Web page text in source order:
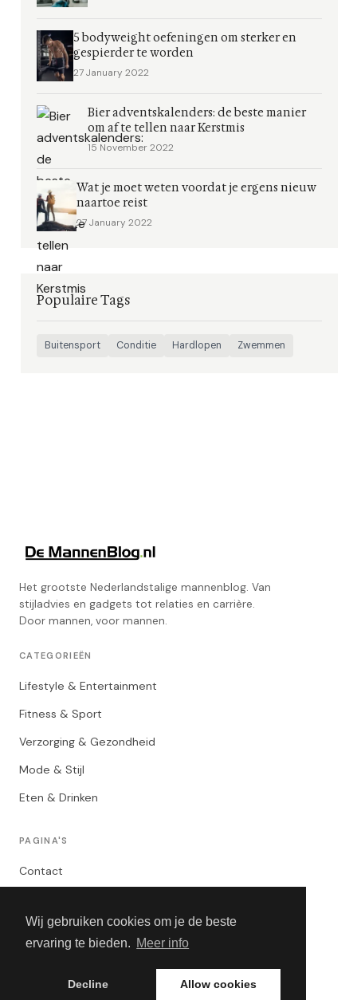
Wij gebruiken cookies om je de beste
ervaring te bieden. Meer info
Decline Allow cookies
5 bodyweight oefeningen om sterker en
gespierder te worden
27 January 2022
Bier adventskalenders: de beste manier
om af te tellen naar Kerstmis
15 November 2022
Wat je moet weten voordat je ergens nieuw
naartoe reist
27 January 2022
Populaire Tags
Buitensport Conditie Hardlopen Zwemmen
Het grootste Nederlandstalige mannenblog. Van
stijladvies en gadgets tot relaties en carrière.
Door mannen, voor mannen.
CATEGORIEËN
Lifestyle & Entertainment
Fitness & Sport
Verzorging & Gezondheid
Mode & Stijl
Eten & Drinken
PAGINA'S
Contact
Algemene Voorwaarden
Adverteren